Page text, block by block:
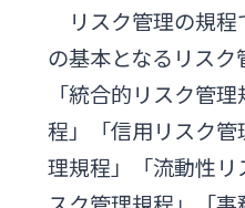
リスク管理の規程
の基本となるリスク
「統合的リスク管
程」「信用リスク
理規程」「流動性